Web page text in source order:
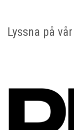
Lyssna på